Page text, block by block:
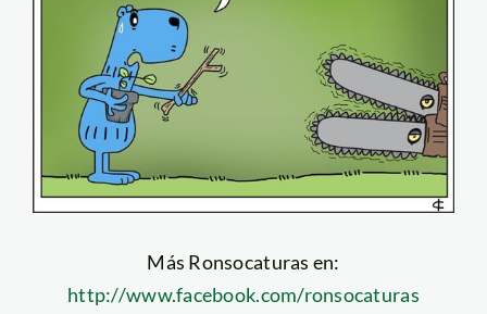
Más Ronsocaturas en:
http://www.facebook.com/ronsocaturas